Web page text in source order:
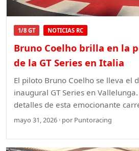
1/8 GT NOTICIAS RC
Bruno Coelho brilla en la
de la GT Series en Italia
El piloto Bruno Coelho se lleva el
inaugural GT Series en
detalles de esta emocionante
mayo 31, 2026 · por Puntoracing